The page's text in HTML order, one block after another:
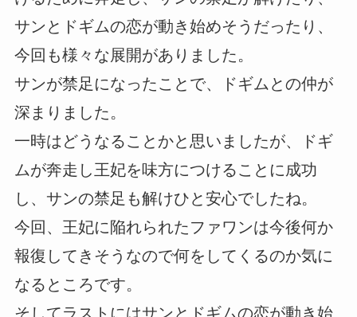
サンとドギムの恋が動き始めそうだったり、
今回も様々な展開がありました。
サンが禁足になったことで、ドギムとの仲が
深まりました。
一時はどうなることかと思いましたが、ドギ
ムが奔走し王妃を味方につけることに成功
し、サンの禁足も解けひと安心でしたね。
今回、王妃に陥れられたファワンは今後何か
報復してきそうなので何をしてくるのか気に
なるところです。
そしてラストにはサンとドギムの恋が動き始